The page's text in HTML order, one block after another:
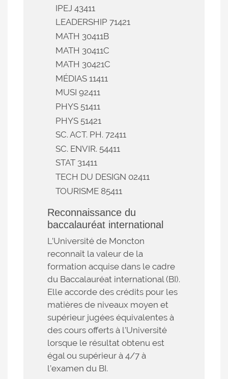
IPEJ 43411
LEADERSHIP 71421
MATH 30411B
MATH 30411C
MATH 30421C
MÉDIAS 11411
MUSI 92411
PHYS 51411
PHYS 51421
SC. ACT. PH. 72411
SC. ENVIR. 54411
STAT 31411
TECH DU DESIGN 02411
TOURISME 85411
Reconnaissance du
baccalauréat international
L’Université de Moncton
reconnaît la valeur de la
formation acquise dans le cadre
du Baccalauréat international (BI).
Elle accorde des crédits pour les
matières de niveaux moyen et
supérieur jugées équivalentes à
des cours offerts à l’Université
lorsque le résultat obtenu est
égal ou supérieur à 4/7 à
l’examen du BI.